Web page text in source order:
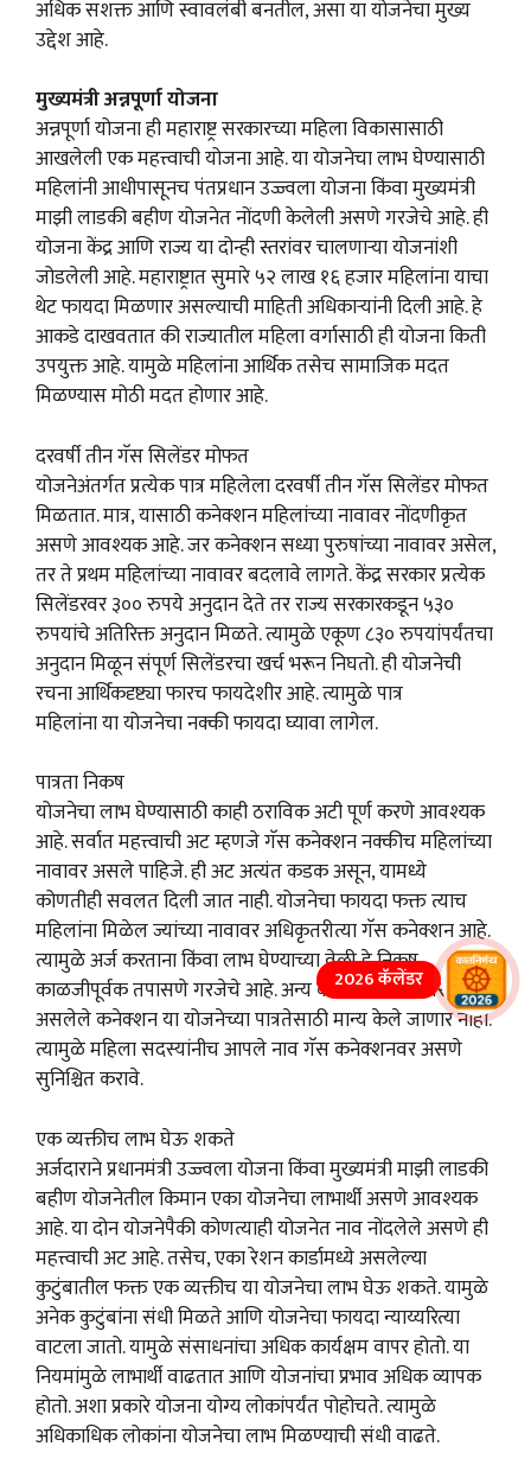
अधिक सशक्त आणि स्वावलंबी बनतील, असा या योजनेचा मुख्य
उद्देश आहे.
मुख्यमंत्री अन्नपूर्णा योजना
अन्नपूर्णा योजना ही महाराष्ट्र सरकारच्या महिला विकासासाठी
आखलेली एक महत्त्वाची योजना आहे. या योजनेचा लाभ घेण्यासाठी
महिलांनी आधीपासूनच पंतप्रधान उज्ज्वला योजना किंवा मुख्यमंत्री
माझी लाडकी बहीण योजनेत नोंदणी केलेली असणे गरजेचे आहे. ही
योजना केंद्र आणि राज्य या दोन्ही स्तरांवर चालणाऱ्या योजनांशी
जोडलेली आहे. महाराष्ट्रात सुमारे ५२ लाख १६ हजार महिलांना याचा
थेट फायदा मिळणार असल्याची माहिती अधिकाऱ्यांनी दिली आहे. हे
आकडे दाखवतात की राज्यातील महिला वर्गासाठी ही योजना किती
उपयुक्त आहे. यामुळे महिलांना आर्थिक तसेच सामाजिक मदत
मिळण्यास मोठी मदत होणार आहे.
दरवर्षी तीन गॅस सिलेंडर मोफत
योजनेअंतर्गत प्रत्येक पात्र महिलेला दरवर्षी तीन गॅस सिलेंडर मोफत
मिळतात. मात्र, यासाठी कनेक्शन महिलांच्या नावावर नोंदणीकृत
असणे आवश्यक आहे. जर कनेक्शन सध्या पुरुषांच्या नावावर असेल,
तर ते प्रथम महिलांच्या नावावर बदलावे लागते. केंद्र सरकार प्रत्येक
सिलेंडरवर ३०० रुपये अनुदान देते तर राज्य सरकारकडून ५३०
रुपयांचे अतिरिक्त अनुदान मिळते. त्यामुळे एकूण ८३० रुपयांपर्यंतचा
अनुदान मिळून संपूर्ण सिलेंडरचा खर्च भरून निघतो. ही योजनेची
रचना आर्थिकदृष्ट्या फारच फायदेशीर आहे. त्यामुळे पात्र
महिलांना या योजनेचा नक्की फायदा घ्यावा लागेल.
पात्रता निकष
योजनेचा लाभ घेण्यासाठी काही ठराविक अटी पूर्ण करणे आवश्यक
आहे. सर्वात महत्त्वाची अट म्हणजे गॅस कनेक्शन नक्कीच महिलांच्या
नावावर असले पाहिजे. ही अट अत्यंत कडक असून, यामध्ये
कोणतीही सवलत दिली जात नाही. योजनेचा फायदा फक्त त्याच
महिलांना मिळेल ज्यांच्या नावावर अधिकृतरीत्या गॅस कनेक्शन आहे.
त्यामुळे अर्ज करताना किंवा लाभ घेण्याच्या वेळी हे निकष
काळजीपूर्वक तपासणे गरजेचे आहे. अन्य कोणत्याही नावावर
असलेले कनेक्शन या योजनेच्या पात्रतेसाठी मान्य केले जाणार नाही.
त्यामुळे महिला सदस्यांनीच आपले नाव गॅस कनेक्शनवर असणे
सुनिश्चित करावे.
एक व्यक्तीच लाभ घेऊ शकते
अर्जदाराने प्रधानमंत्री उज्ज्वला योजना किंवा मुख्यमंत्री माझी लाडकी
बहीण योजनेतील किमान एका योजनेचा लाभार्थी असणे आवश्यक
आहे. या दोन योजनेपैकी कोणत्याही योजनेत नाव नोंदलेले असणे ही
महत्त्वाची अट आहे. तसेच, एका रेशन कार्डामध्ये असलेल्या
कुटुंबातील फक्त एक व्यक्तीच या योजनेचा लाभ घेऊ शकते. यामुळे
अनेक कुटुंबांना संधी मिळते आणि योजनेचा फायदा न्याय्यरित्या
वाटला जातो. यामुळे संसाधनांचा अधिक कार्यक्षम वापर होतो. या
नियमांमुळे लाभार्थी वाढतात आणि योजनांचा प्रभाव अधिक व्यापक
होतो. अशा प्रकारे योजना योग्य लोकांपर्यंत पोहोचते. त्यामुळे
अधिकाधिक लोकांना योजनेचा लाभ मिळण्याची संधी वाढते.
2026 कॅलेंडर